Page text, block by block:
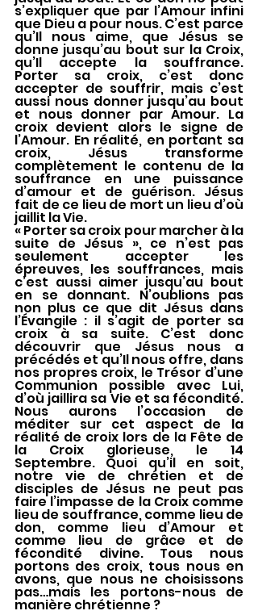
s’expliquer que par l’Amour infini
que Dieu a pour nous. C’est parce
qu’Il nous aime, que Jésus se
donne jusqu’au bout sur la Croix,
qu’Il accepte la souffrance.
Porter sa croix, c’est donc
accepter de souffrir, mais c’est
aussi nous donner jusqu’au bout
et nous donner par Amour. La
croix devient alors le signe de
l’Amour. En réalité, en portant sa
croix, Jésus transforme
complètement le contenu de la
souffrance en une puissance
d’amour et de guérison. Jésus
fait de ce lieu de mort un lieu d’où
jaillit la Vie.
« Porter sa croix pour marcher à la
suite de Jésus », ce n’est pas
seulement accepter les
épreuves, les souffrances, mais
c’est aussi aimer jusqu’au bout
en se donnant. N’oublions pas
non plus ce que dit Jésus dans
l’Évangile : il s’agit de porter sa
croix à sa suite. C’est donc
découvrir que Jésus nous a
précédés et qu’Il nous offre, dans
nos propres croix, le Trésor d’une
Communion possible avec Lui,
d’où jaillira sa Vie et sa fécondité.
Nous aurons l’occasion de
méditer sur cet aspect de la
réalité de croix lors de la Fête de
la Croix glorieuse, le 14
Septembre. Quoi qu’il en soit,
notre vie de chrétien et de
disciples de Jésus ne peut pas
faire l’impasse de la Croix comme
lieu de souffrance, comme lieu de
don, comme lieu d’Amour et
comme lieu de grâce et de
fécondité divine. Tous nous
portons des croix, tous nous en
avons, que nous ne choisissons
pas…mais les portons-nous de
manière chrétienne ?